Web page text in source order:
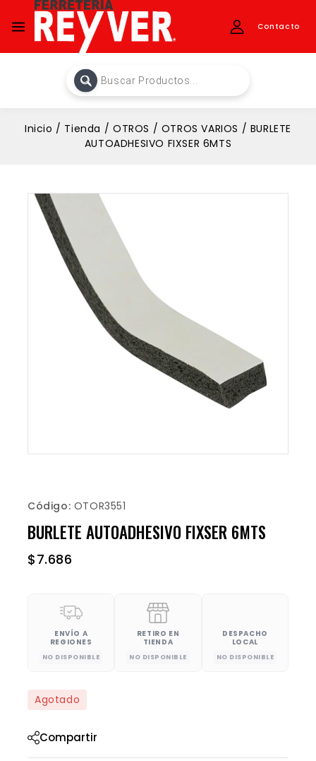
Contacto
Inicio / Tienda / OTROS / OTROS VARIOS / BURLETE
AUTOADHESIVO FIXSER 6MTS
Código: OTOR3551
BURLETE AUTOADHESIVO FIXSER 6MTS
$7.686
ENVÍO A
REGIONES
NO DISPONIBLE
RETIRO EN
TIENDA
NO DISPONIBLE
DESPACHO
LOCAL
NO DISPONIBLE
Agotado
Compartir